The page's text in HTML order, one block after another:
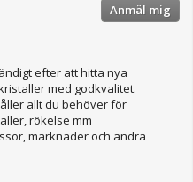
Anmäl mig
efter att hitta nya
med godkvalitet.
allt du behöver för
rökelse mm
marknader och andra